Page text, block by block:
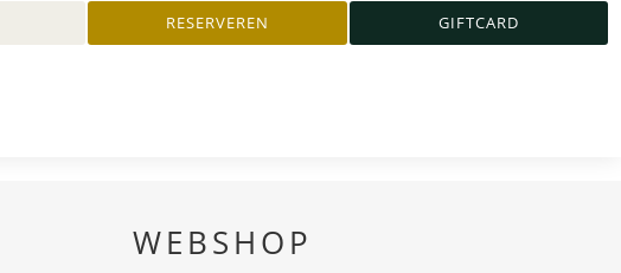
RESERVEREN GIFTCARD
WEBSHOP